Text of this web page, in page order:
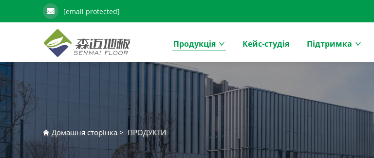
[email protected]
Продукція Кейс-студія Підтримка
Домашня сторінка > ПРОДУКТИ